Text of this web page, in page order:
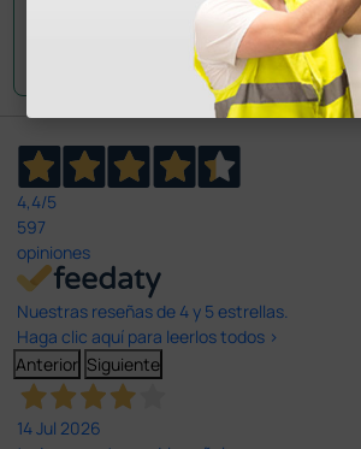
Envía tu pregunta
4,4/5
597
opiniones
Nuestras reseñas de 4 y 5 estrellas.
Haga clic aquí para leerlos todos >
Anterior Siguiente
14 Jul 2026